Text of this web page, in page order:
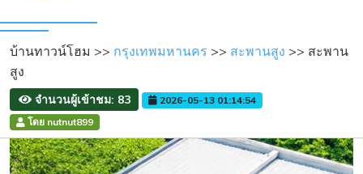
บ้านทาวน์โฮม >> กรุงเทพมหานคร >> สะพานสูง >> สะพาน
สูง
จำนวนผู้เข้าชม: 83
2026-05-13 01:14:54
โดย nutnut899